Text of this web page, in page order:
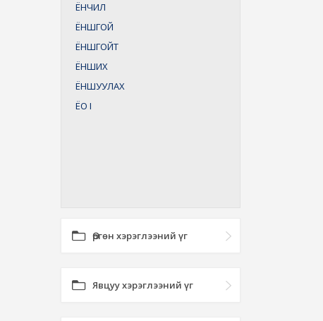
ЁНЧИЛ
ЁНШГОЙ
ЁНШГОЙТ
ЁНШИХ
ЁНШУУЛАХ
ЁО I
Өргөн хэрэглээний үг
Явцуу хэрэглээний үг